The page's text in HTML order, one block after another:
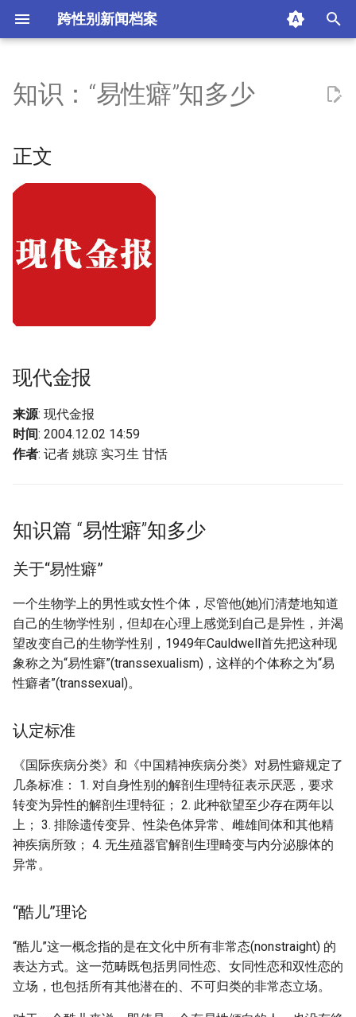
跨性别新闻档案
n
i
i
a
i
g
a
h
正文
现代金报
知识篇 “易性癖”知多少
认定标准
摘要与附加信息
附加信息 [Processed Page
Metadata]
知识：“易性癖”知多少
正文
现代金报
来源: 现代金报
时间: 2004.12.02 14:59
作者: 记者 姚琼 实习生 甘恬
知识篇 “易性癖”知多少
关于“易性癖”
一个生物学上的男性或女性个体，尽管他(她)们清楚地知道
自己的生物学性别，但却在心理上感觉到自己是异性，并渴
望改变自己的生物学性别，1949年Cauldwell首先把这种现
象称之为“易性癖”(transsexualism)，这样的个体称之为“易
性癖者”(transsexual)。
认定标准
《国际疾病分类》和《中国精神疾病分类》对易性癖规定了
几条标准： 1. 对自身性别的解剖生理特征表示厌恶，要求
转变为异性的解剖生理特征； 2. 此种欲望至少存在两年以
上； 3. 排除遗传变异、性染色体异常、雌雄间体和其他精
神疾病所致； 4. 无生殖器官解剖生理畸变与内分泌腺体的
异常。
“酷儿”理论
“酷儿”这一概念指的是在文化中所有非常态(nonstraight) 的
表达方式。这一范畴既包括男同性恋、女同性恋和双性恋的
立场，也包括所有其他潜在的、不可归类的非常态立场。